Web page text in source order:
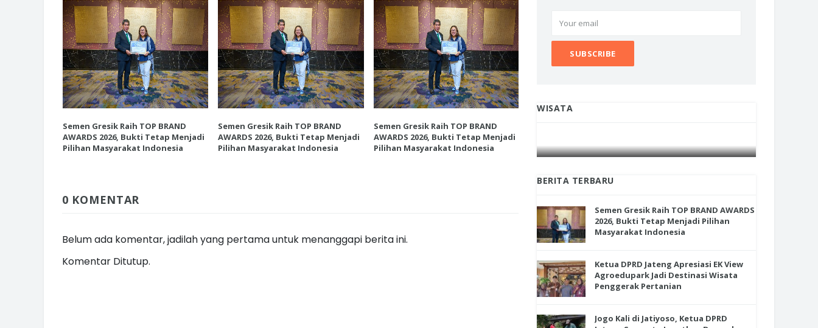
Semen Gresik Raih TOP BRAND
AWARDS 2026, Bukti Tetap Menjadi
Pilihan Masyarakat Indonesia
Semen Gresik Raih TOP BRAND
AWARDS 2026, Bukti Tetap Menjadi
Pilihan Masyarakat Indonesia
Semen Gresik Raih TOP BRAND
AWARDS 2026, Bukti Tetap Menjadi
Pilihan Masyarakat Indonesia
Pilihan Masyarakat Indonesia
0 KOMENTAR
Belum ada komentar, jadilah yang pertama untuk menanggapi berita ini.
Komentar Ditutup.
WISATA
INI CARA UMAT KRISTIANI SALATIGA
JAGA KERUKUNAN SAMBUT NATAL
INI CARA UMAT KRISTIANI SALATIGA
JAGA KERUKUNAN SAMBUT NATAL
BERITA TERBARU
Semen Gresik Raih TOP BRAND AWARDS
2026, Bukti Tetap Menjadi Pilihan
Masyarakat Indonesia
Ketua DPRD Jateng Apresiasi EK View
Agroedupark Jadi Destinasi Wisata
Penggerak Pertanian
Jogo Kali di Jatiyoso, Ketua DPRD